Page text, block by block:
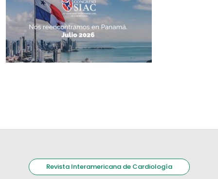
Revista Interamericana de Cardiología